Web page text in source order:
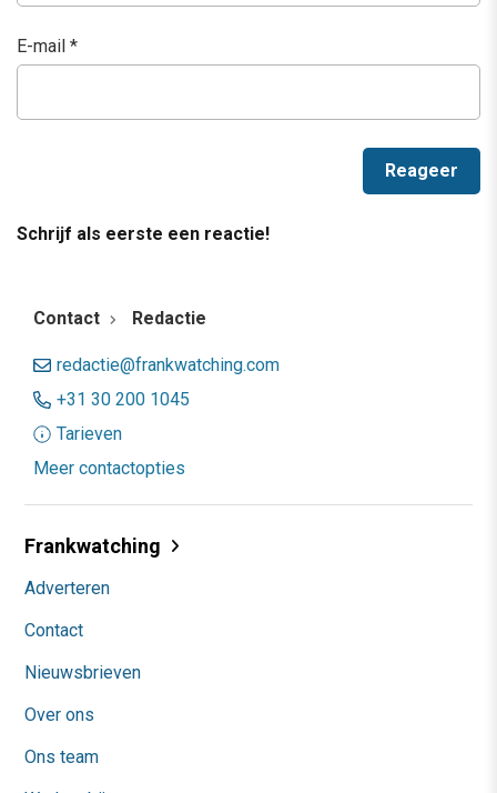
E-mail *
Schrijf als eerste een reactie!
Contact Redactie
redactie@frankwatching.com
+31 30 200 1045
Tarieven
Meer contactopties
Frankwatching
Adverteren
Contact
Nieuwsbrieven
Over ons
Ons team